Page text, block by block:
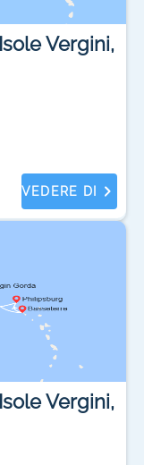
Vergini,
VEDERE DI
Vergini,